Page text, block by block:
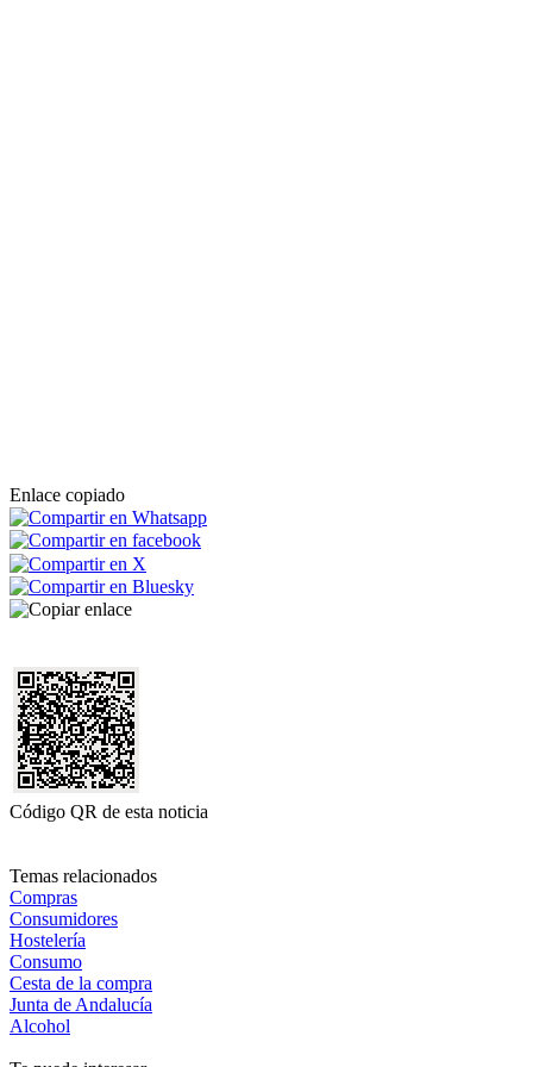
Enlace copiado
Código QR de esta noticia
Temas relacionados
Compras
Consumidores
Hostelería
Consumo
Cesta de la compra
Junta de Andalucía
Alcohol